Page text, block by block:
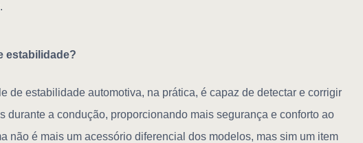
estabilidade?
de estabilidade automotiva, na prática, é capaz de detectar e corrigir
durante a condução, proporcionando mais segurança e conforto ao
não é mais um acessório diferencial dos modelos, mas sim um item